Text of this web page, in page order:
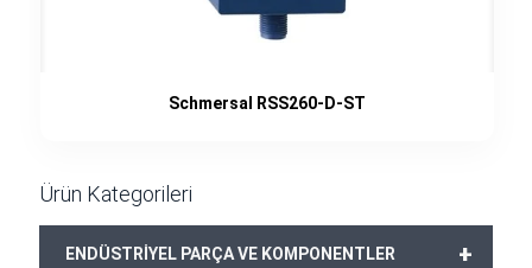
Schmersal RSS260-D-ST
Ürün Kategorileri
+
ENDÜSTRİYEL PARÇA VE KOMPONENTLER